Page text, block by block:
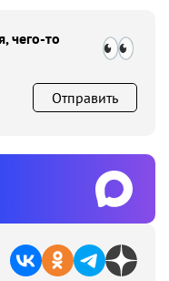
чего-то
Отправить